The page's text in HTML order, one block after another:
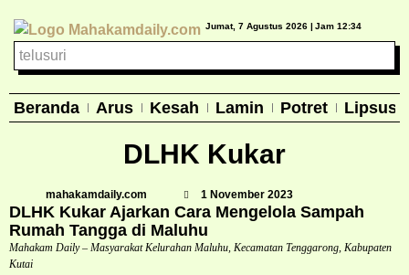
Jumat, 7 Agustus 2026 | Jam 12:34
Beranda Arus Kesah Lamin Potret Lipsus
DLHK Kukar
mahakamdaily.com 1 November 2023
DLHK Kukar Ajarkan Cara Mengelola Sampah
Rumah Tangga di Maluhu
Mahakam Daily – Masyarakat Kelurahan Maluhu, Kecamatan Tenggarong, Kabupaten
Kutai